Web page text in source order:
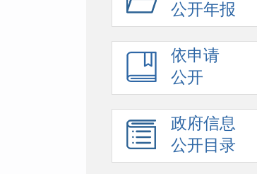
公开年报
依申请
公开
政府信息
公开目录